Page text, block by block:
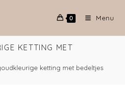
0 Menu
KETTING MET
ketting met bedeltjes